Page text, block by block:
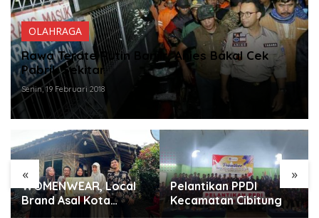
OLAHRAGA
Rawa Terate Rutin Banjir, Anies Bakal Cek
Pabrik Sekitar
Senin, 19 Februari 2018
« »
Pelantikan PPDI
Kecamatan Cibitung
HUT RI 79, TK Mata
Hati Bangga, Raih
Juara Harapan 2